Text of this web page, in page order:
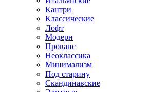
Кантри
Классические
Лофт
Модерн
Прованс
Неоклассика
Минимализм
Под старину
Скандинавские